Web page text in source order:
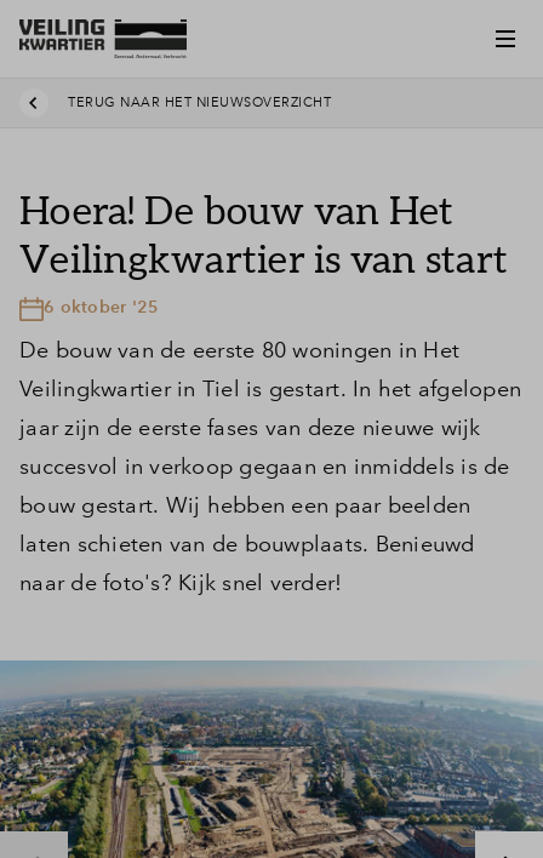
TERUG NAAR HET NIEUWSOVERZICHT
Hoera! De bouw van Het
Veilingkwartier is van start
6 oktober '25
De bouw van de eerste 80 woningen in Het
Veilingkwartier in Tiel is gestart. In het afgelopen
jaar zijn de eerste fases van deze nieuwe wijk
succesvol in verkoop gegaan en inmiddels is de
bouw gestart. Wij hebben een paar beelden
laten schieten van de bouwplaats. Benieuwd
naar de foto's? Kijk snel verder!